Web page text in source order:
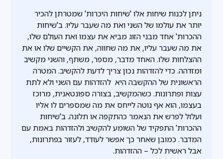
ניתן לכנות שיחות אלו 'שיחות היכרות' שמטרתן להכיר
יותר את עולמו של השני ואת מה שעבר עליו. ב'שיחות
ההכרות' אחד מבני הזוג מביא את עצמו ואת העולם שלו,
את מה שעבר עליו, את מה שחווה, את הקשיים שלו או את
ההצלחות שלו. האחד מדבר, מספר, משתף, והשני מקשיב
ומזדהה. כדי להזדהות נכון צריך לדעת להקשיב. המטרה
הראשונית של ההקשבה היא להזדהות עם השני ולא לתת
עצות ופתרונות. כשהמקשיב, בצורה ספונטאנית, מרוכז
בעצמו, הוא אף נוטה לייחס את מה שמספרים לו אליו
ועלול לפרש את הנאמר כהתקפה או תלונה. ב'שיחות
ההכרות' התפקיד של השומע להקשיב ולהזדהות באמת עם
המדבר. כמובן שאחר כך אפשר לעודד, לעזור בפתרונות,
אבל ראשית לכל – ההזדהות.